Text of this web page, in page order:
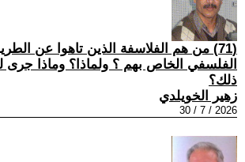
(71) من هم الفلاسفة الذين تاهوا عن
الفلسفي الخاص بهم ؟ ولماذا؟ وماذا جرى
ذلك؟
زهير الخويلدي
2026 / 7 / 30